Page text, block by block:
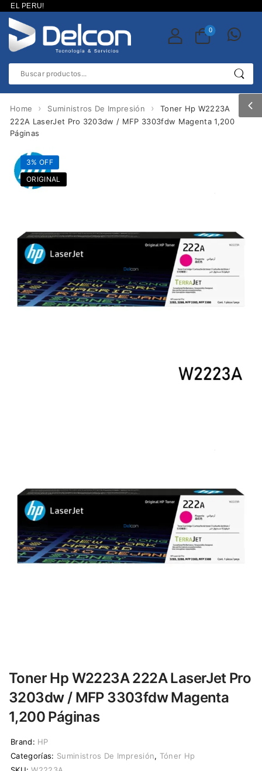
EL PERU!
0
Home › Suministros De Impresión ›
Toner Hp W2223A
222A LaserJet Pro 3203dw / MFP 3303fdw Magenta 1,200
Páginas
3% OFF
ORIGINAL
Toner Hp W2223A 222A LaserJet Pro
3203dw / MFP 3303fdw Magenta
1,200 Páginas
Brand: HP
Categorías: Suministros De Impresión, Tóner Hp